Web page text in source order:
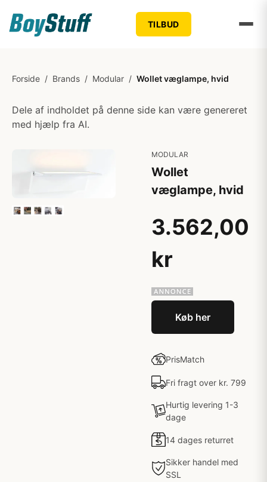
TILBUD
Forside / Brands / Modular / Wollet væglampe, hvid
Dele af indholdet på denne side kan være genereret
med hjælp fra AI.
MODULAR
Wollet
væglampe, hvid
3.562,00
kr
Køb her
PrisMatch
Fri fragt over kr. 799
Hurtig levering 1-3
dage
14 dages returret
Sikker handel med
SSL